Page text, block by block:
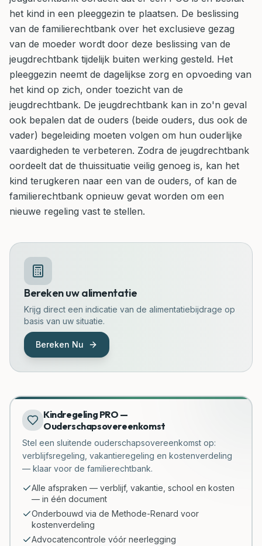
het kind in een pleeggezin te plaatsen. De beslissing
van de familierechtbank over het exclusieve gezag
van de moeder wordt door deze beslissing van de
jeugdrechtbank tijdelijk buiten werking gesteld. Het
pleeggezin neemt de dagelijkse zorg en opvoeding van
het kind op zich, onder toezicht van de
jeugdrechtbank. De jeugdrechtbank kan in zo'n geval
ook bepalen dat de ouders (beide ouders, dus ook de
vader) begeleiding moeten volgen om hun ouderlijke
vaardigheden te verbeteren. Zodra de jeugdrechtbank
oordeelt dat de thuissituatie veilig genoeg is, kan het
kind terugkeren naar een van de ouders, of kan de
familierechtbank opnieuw gevat worden om een
nieuwe regeling vast te stellen.
Bereken uw alimentatie
Krijg direct een indicatie van de alimentatiebijdrage op
basis van uw situatie.
Bereken Nu
Kindregeling PRO —
Ouderschapsovereenkomst
Stel een sluitende ouderschapsovereenkomst op:
verblijfsregeling, vakantieregeling en kostenverdeling
— klaar voor de familierechtbank.
Alle afspraken — verblijf, vakantie, school en kosten
— in één document
Onderbouwd via de Methode-Renard voor
kostenverdeling
Advocatencontrole vóór neerlegging